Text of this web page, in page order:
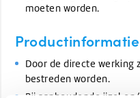
moeten worden.
Productinformatie
Door de directe werking
bestreden worden.